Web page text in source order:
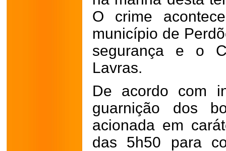
O crime
município de
segurança e o
Lavras.
De acordo com
guarnição dos
acionada em
das 5h50 para